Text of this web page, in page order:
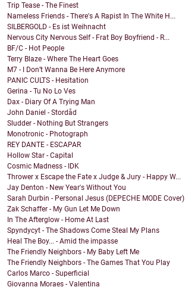
Trip Tease - The Finest
Nameless Friends - There's A Rapist In The White H...
SILBERGOLD - Es ist Weihnacht
Nervous City Nervous Self - Frat Boy Boyfriend - R...
BF/C - Hot People
Terry Blaze - Where The Heart Goes
M7 - I Don’t Wanna Be Here Anymore
PANIC CULTS - Hesitation
Gerina - Tu No Lo Ves
Dax - Diary Of A Trying Man
John Daniel - Stordåd
Sludder - Nothing But Strangers
Monotronic - Photograph
REY DANTE - ESCAPAR
Hollow Star - Capital
Cosmic Madness - IDK
Thrower x Escape the Fate x Judge & Jury - Happy W...
Jay Denton - New Year's Without You
Sarah Durbin - Personal Jesus (DEPECHE MODE Cover)
Zak Schaffer - My Gun Let Me Down
In The Afterglow - Home At Last
Spyndycyt - The Shadows Come Steal My Plans
Heal The Boy... - Amid the impasse
The Friendly Neighbors - My Baby Left Me
The Friendly Neighbors - The Games That You Play
Carlos Marco - Superficial
Giovanna Moraes - Valentina